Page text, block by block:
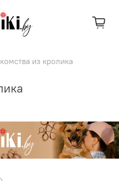
из кролика